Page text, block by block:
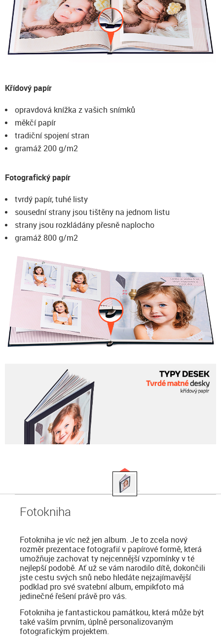
Křídový papír
opravdová knížka z vašich snímků
měkčí papír
tradiční spojení stran
gramáž 200 g/m2
Fotografický papír
tvrdý papír, tuhé listy
sousední strany jsou tištěny na jednom listu
strany jsou rozkládány přesně naplocho
gramáž 800 g/m2
Fotokniha
Fotokniha je víc než jen album. Je to zcela nový
rozměr prezentace fotografií v papírové formě, která
umožňuje zachovat ty nejcennější vzpomínky v té
nejlepší podobě. Ať už se vám narodilo dítě, dokončili
jste cestu svých snů nebo hledáte nejzajímavější
podklad pro své svatební album, empikfoto má
jedinečné řešení právě pro vás.
Fotokniha je fantastickou památkou, která může být
také vaším prvním, úplně personalizovaným
fotografickým projektem.